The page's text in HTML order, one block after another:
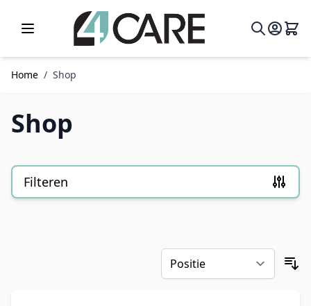
Ga naar de inhoud
Home / Shop
Shop
Filteren